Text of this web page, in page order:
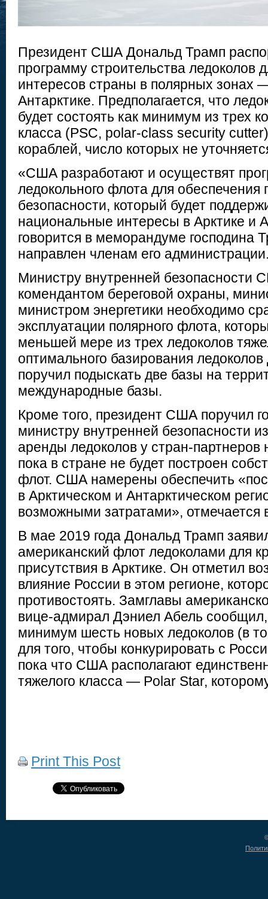
Президент США Дональд Трамп
программу строительства ледоколов
интересов страны в полярных зонах
Антарктике. Предполагается, что
будет состоять как минимум из трех
класса (PSC, polar-class security
кораблей, число которых не
«США разработают и осуществят
ледокольного флота для обеспечения
безопасности, который будет
национальные интересы в Арктике и
говорится в меморандуме господина
направлен членам его
Министру внутренней безопасности
комендантом береговой охраны,
министром энергетики необходимо
эксплуатации полярного флота,
меньшей мере из трех ледоколов
оптимального базирования
поручил подыскать две базы на
международные базы.
Кроме того, президент США поручил
министру внутренней безопасности
аренды ледоколов у стран-
пока в стране не будет построен
флот. США намерены обеспечить
в Арктическом и Антарктическом
возможными затратами»,
В мае 2019 года Дональд Трамп
американский флот ледоколами для
присутствия в Арктике. Он отметил
влияние России в этом регионе,
противостоять. Замглавы
вице-адмирал Дэниел Абель сообщил,
минимум шесть новых ледоколов (в
для того, чтобы конкурировать с
пока что США располагают
тяжелого класса — Polar Star,
Print This Post